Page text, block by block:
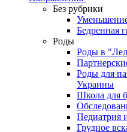
Без рубрики
Бедренная
Роды
Роды в
Роды для
Украины
Школа для
Педиатрия
Грудное